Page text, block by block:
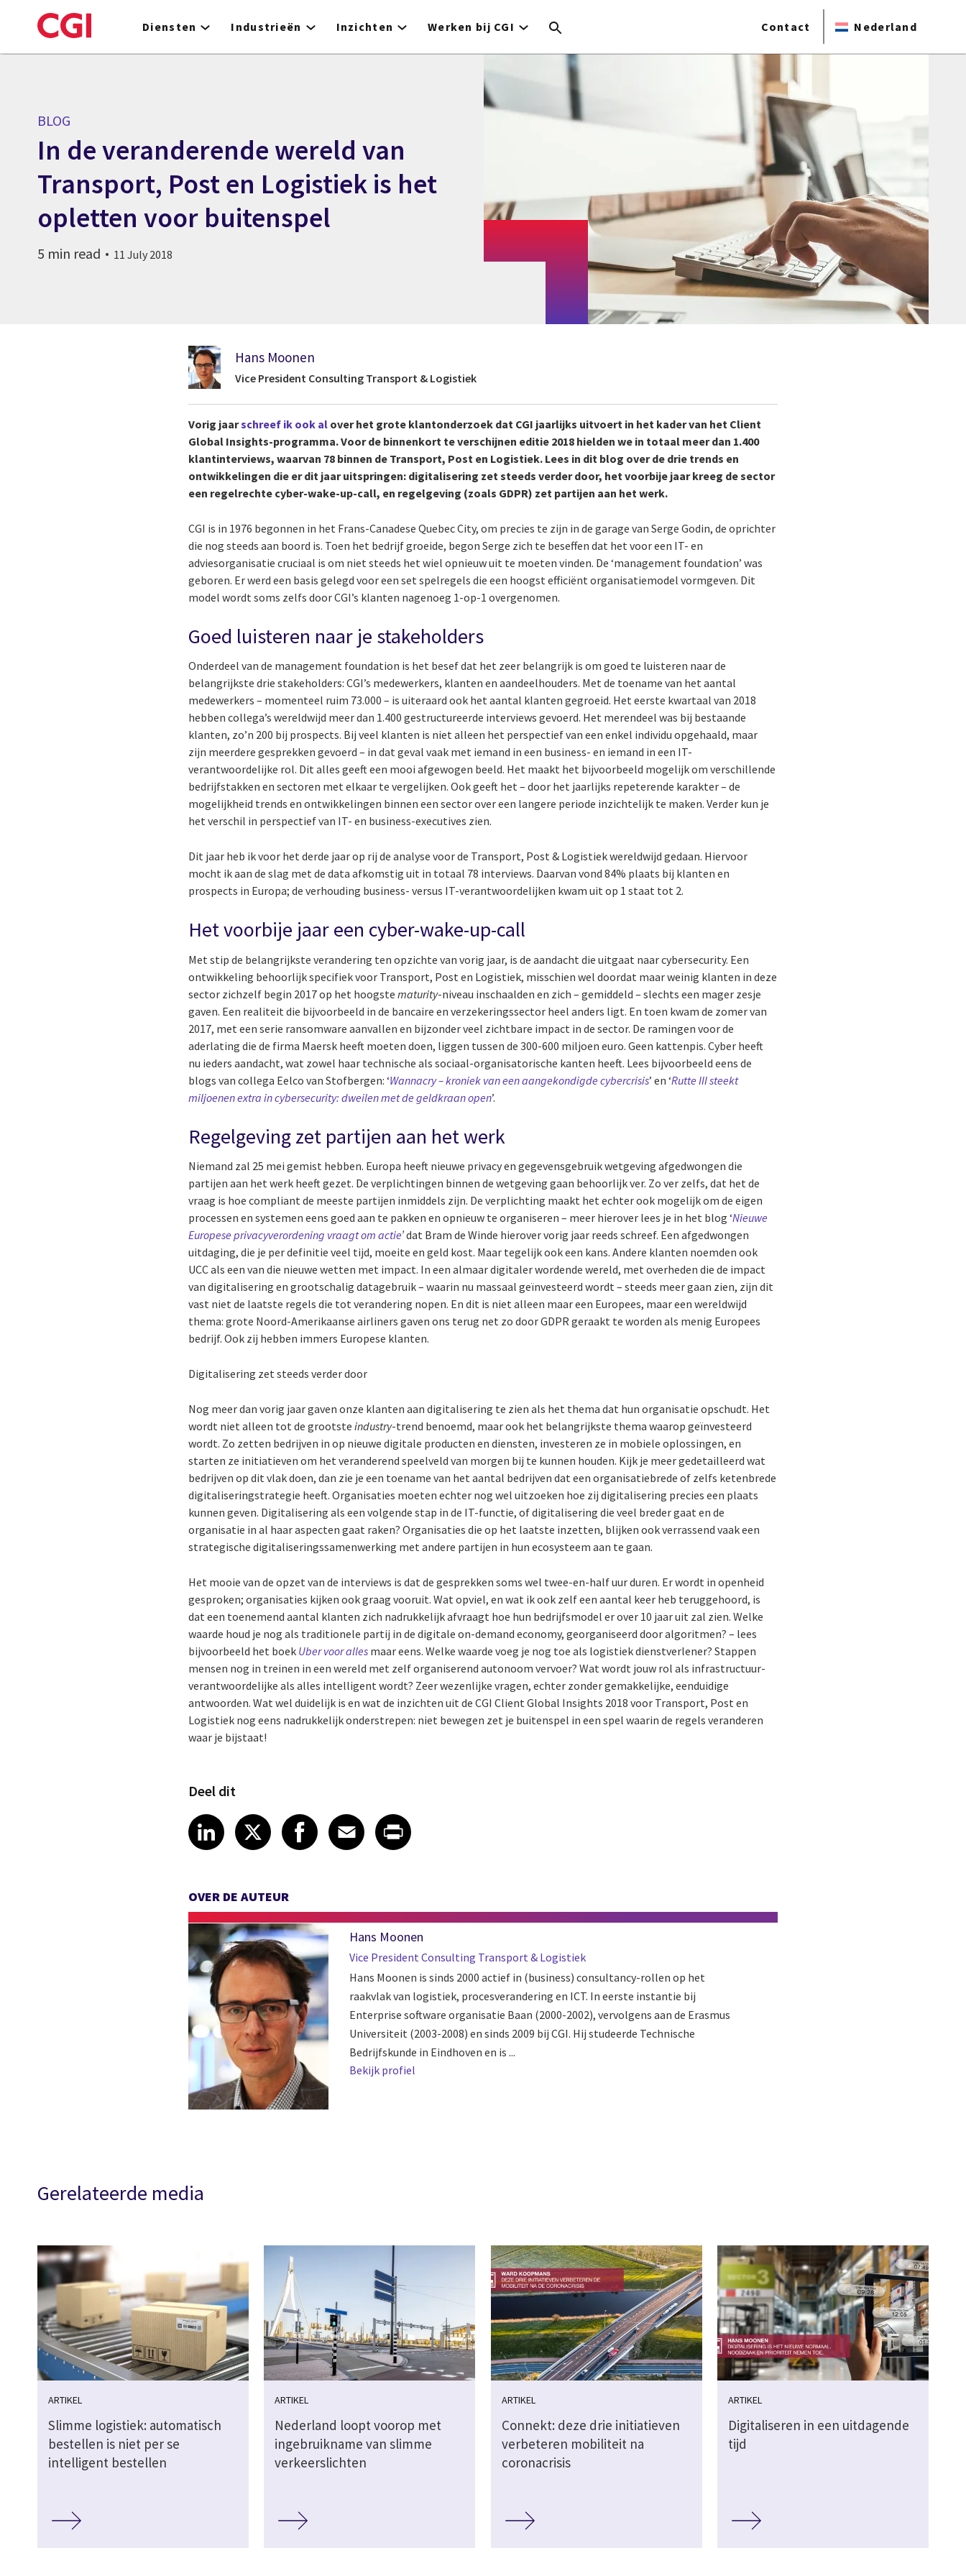
to
Diensten Industrieën Inzichten Werken bij CGI Contact Nederland
BLOG
In de veranderende wereld van
Transport, Post en Logistiek is het
opletten voor buitenspel
5 min read 11 July 2018
Hans Moonen
Vice President Consulting Transport & Logistiek
Vorig jaarschreef ik ook al over het grote klantonderzoek dat CGI jaarlijks uitvoert in het kader van het Client
Global Insights-programma. Voor de binnenkort te verschijnen editie 2018 hielden we in totaal meer dan 1.400
klantinterviews, waarvan 78 binnen de Transport, Post en Logistiek. Lees in dit blog over de drie trends en
ontwikkelingen die er dit jaar uitspringen: digitalisering zet steeds verder door, het voorbije jaar kreeg de sector
een regelrechte cyber-wake-up-call, en regelgeving (zoals GDPR) zet partijen aan het werk.
CGI is in 1976 begonnen in het Frans-Canadese Quebec City, om precies te zijn in de garage van Serge Godin, de oprichter
die nog steeds aan boord is. Toen het bedrijf groeide, begon Serge zich te beseffen dat het voor een IT- en
adviesorganisatie cruciaal is om niet steeds het wiel opnieuw uit te moeten vinden. De ‘management foundation’ was
geboren. Er werd een basis gelegd voor een set spelregels die een hoogst efficiënt organisatiemodel vormgeven. Dit
model wordt soms zelfs door CGI’s klanten nagenoeg 1-op-1 overgenomen.
Goed luisteren naar je stakeholders
Onderdeel van de management foundation is het besef dat het zeer belangrijk is om goed te luisteren naar de
belangrijkste drie stakeholders: CGI’s medewerkers, klanten en aandeelhouders. Met de toename van het aantal
medewerkers – momenteel ruim 73.000 – is uiteraard ook het aantal klanten gegroeid. Het eerste kwartaal van 2018
hebben collega’s wereldwijd meer dan 1.400 gestructureerde interviews gevoerd. Het merendeel was bij bestaande
klanten, zo’n 200 bij prospects. Bij veel klanten is niet alleen het perspectief van een enkel individu opgehaald, maar
zijn meerdere gesprekken gevoerd – in dat geval vaak met iemand in een business- en iemand in een IT-
verantwoordelijke rol. Dit alles geeft een mooi afgewogen beeld. Het maakt het bijvoorbeeld mogelijk om verschillende
bedrijfstakken en sectoren met elkaar te vergelijken. Ook geeft het – door het jaarlijks repeterende karakter – de
mogelijkheid trends en ontwikkelingen binnen een sector over een langere periode inzichtelijk te maken. Verder kun je
het verschil in perspectief van IT- en business-executives zien.
Dit jaar heb ik voor het derde jaar op rij de analyse voor de Transport, Post & Logistiek wereldwijd gedaan. Hiervoor
mocht ik aan de slag met de data afkomstig uit in totaal 78 interviews. Daarvan vond 84% plaats bij klanten en
prospects in Europa; de verhouding business- versus IT-verantwoordelijken kwam uit op 1 staat tot 2.
Het voorbije jaar een cyber-wake-up-call
Met stip de belangrijkste verandering ten opzichte van vorig jaar, is de aandacht die uitgaat naar cybersecurity. Een
ontwikkeling behoorlijk specifiek voor Transport, Post en Logistiek, misschien wel doordat maar weinig klanten in deze
sector zichzelf begin 2017 op het hoogstematurity-niveau inschaalden en zich – gemiddeld – slechts een mager zesje
gaven. Een realiteit die bijvoorbeeld in de bancaire en verzekeringssector heel anders ligt. En toen kwam de zomer van
2017, met een serie ransomware aanvallen en bijzonder veel zichtbare impact in de sector. De ramingen voor de
aderlating die de firma Maersk heeft moeten doen, liggen tussen de 300-600 miljoen euro. Geen kattenpis. Cyber heeft
nu ieders aandacht, wat zowel haar technische als sociaal-organisatorische kanten heeft. Lees bijvoorbeeld eens de
blogs van collega Eelco van Stofbergen: ‘Wannacry – kroniek van een aangekondigde cybercrisis’ en ‘Rutte III steekt
miljoenen extra in cybersecurity: dweilen met de geldkraan open’.
Regelgeving zet partijen aan het werk
Niemand zal 25 mei gemist hebben. Europa heeft nieuwe privacy en gegevensgebruik wetgeving afgedwongen die
partijen aan het werk heeft gezet. De verplichtingen binnen de wetgeving gaan behoorlijk ver. Zo ver zelfs, dat het de
vraag is hoe compliant de meeste partijen inmiddels zijn. De verplichting maakt het echter ook mogelijk om de eigen
processen en systemen eens goed aan te pakken en opnieuw te organiseren – meer hierover lees je in het blog ‘Nieuwe
Europese privacyverordening vraagt om actie’dat Bram de Winde hierover vorig jaar reeds schreef. Een afgedwongen
uitdaging, die je per definitie veel tijd, moeite en geld kost. Maar tegelijk ook een kans. Andere klanten noemden ook
UCC als een van die nieuwe wetten met impact. In een almaar digitaler wordende wereld, met overheden die de impact
van digitalisering en grootschalig datagebruik – waarin nu massaal geïnvesteerd wordt – steeds meer gaan zien, zijn dit
vast niet de laatste regels die tot verandering nopen. En dit is niet alleen maar een Europees, maar een wereldwijd
thema: grote Noord-Amerikaanse airliners gaven ons terug net zo door GDPR geraakt te worden als menig Europees
bedrijf. Ook zij hebben immers Europese klanten.
Digitalisering zet steeds verder door
Nog meer dan vorig jaar gaven onze klanten aan digitalisering te zien als het thema dat hun organisatie opschudt. Het
wordt niet alleen tot de grootsteindustry-trend benoemd, maar ook het belangrijkste thema waarop geïnvesteerd
wordt. Zo zetten bedrijven in op nieuwe digitale producten en diensten, investeren ze in mobiele oplossingen, en
starten ze initiatieven om het veranderend speelveld van morgen bij te kunnen houden. Kijk je meer gedetailleerd wat
bedrijven op dit vlak doen, dan zie je een toename van het aantal bedrijven dat een organisatiebrede of zelfs ketenbrede
digitaliseringstrategie heeft. Organisaties moeten echter nog wel uitzoeken hoe zij digitalisering precies een plaats
kunnen geven. Digitalisering als een volgende stap in de IT-functie, of digitalisering die veel breder gaat en de
organisatie in al haar aspecten gaat raken? Organisaties die op het laatste inzetten, blijken ook verrassend vaak een
strategische digitaliseringssamenwerking met andere partijen in hun ecosysteem aan te gaan.
Het mooie van de opzet van de interviews is dat de gesprekken soms wel twee-en-half uur duren. Er wordt in openheid
gesproken; organisaties kijken ook graag vooruit. Wat opviel, en wat ik ook zelf een aantal keer heb teruggehoord, is
dat een toenemend aantal klanten zich nadrukkelijk afvraagt hoe hun bedrijfsmodel er over 10 jaar uit zal zien. Welke
waarde houd je nog als traditionele partij in de digitale on-demand economy, georganiseerd door algoritmen? – lees
bijvoorbeeld het boek Uber voor alles maar eens. Welke waarde voeg je nog toe als logistiek dienstverlener? Stappen
mensen nog in treinen in een wereld met zelf organiserend autonoom vervoer? Wat wordt jouw rol als infrastructuur-
verantwoordelijke als alles intelligent wordt? Zeer wezenlijke vragen, echter zonder gemakkelijke, eenduidige
antwoorden. Wat wel duidelijk is en wat de inzichten uit de CGI Client Global Insights 2018 voor Transport, Post en
Logistiek nog eens nadrukkelijk onderstrepen: niet bewegen zet je buitenspel in een spel waarin de regels veranderen
waar je bijstaat!
Deel dit
Share article on LinkedIn
LinkedIn
Share article on X
XShare article on Facebook
Facebook
Share article on Email
Email
Share article on Print
OVER DE AUTEUR
Hans Moonen
Vice President Consulting Transport & Logistiek
Hans Moonen is sinds 2000 actief in (business) consultancy-rollen op het
raakvlak van logistiek, procesverandering en ICT. In eerste instantie bij
Enterprise software organisatie Baan (2000-2002), vervolgens aan de Erasmus
Universiteit (2003-2008) en sinds 2009 bij CGI. Hij studeerde Technische
Bedrijfskunde in Eindhoven en is ...
Bekijk profiel
Gerelateerde media
ARTIKEL
Slimme logistiek: automatisch
bestellen is niet per se
intelligent bestellen
ARTIKEL
Nederland loopt voorop met
ingebruikname van slimme
verkeerslichten
ARTIKEL
Connekt: deze drie initiatieven
verbeteren mobiliteit na
coronacrisis
ARTIKEL
Digitaliseren in een uitdagende
tijd